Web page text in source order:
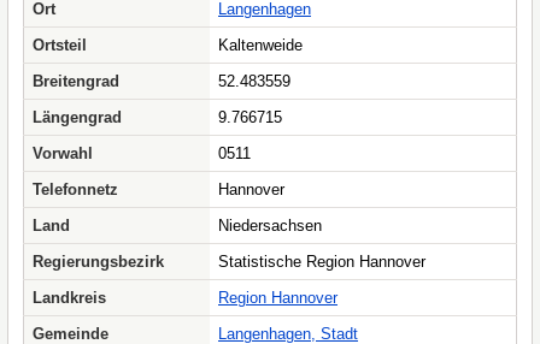
Ort
Langenhagen
Ortsteil
Kaltenweide
Breitengrad
52.483559
Längengrad
9.766715
Vorwahl
0511
Telefonnetz
Hannover
Land
Niedersachsen
Regierungsbezirk
Statistische Region Hannover
Landkreis
Region Hannover
Gemeinde
Langenhagen, Stadt